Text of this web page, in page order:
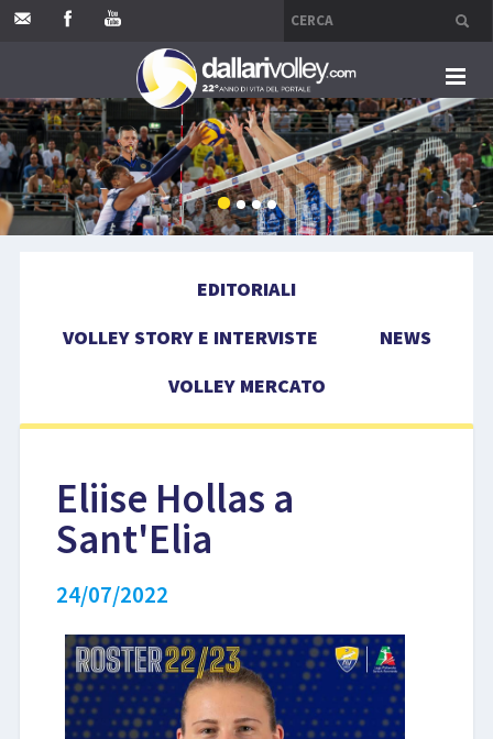
HOME
EDITORIALI
VOLLEY MERCATO
COMPETIZIONI
EDITORIALI
VOLLEY STORY E INTERVISTE
NEWS
VOLLEY MERCATO
Eliise Hollas a
Sant'Elia
24/07/2022